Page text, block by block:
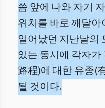
씀 앞에 나와 자기
위치를 바로 깨달아
일어났던 지난날의
있는 동시에 각자
路程)에 대한 유종(
될 것이다.